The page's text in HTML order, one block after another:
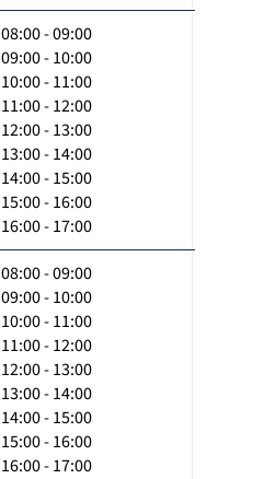
08:00 - 09:00
09:00 - 10:00
10:00 - 11:00
11:00 - 12:00
12:00 - 13:00
13:00 - 14:00
14:00 - 15:00
15:00 - 16:00
16:00 - 17:00
08:00 - 09:00
09:00 - 10:00
10:00 - 11:00
11:00 - 12:00
12:00 - 13:00
13:00 - 14:00
14:00 - 15:00
15:00 - 16:00
16:00 - 17:00